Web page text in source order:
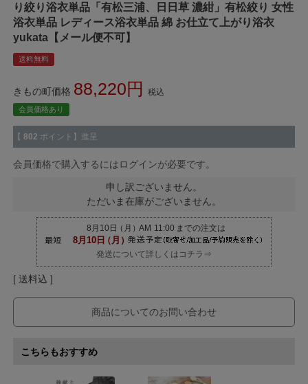
り絞り浴衣単品「有松三浦、日日草 濃紺」有松絞り 女性
浴衣単品 レディース浴衣単品 綿 お仕立て上がり浴衣
yukata【メール便不可】
送料無料
きもの町価格 88,220 税込
会員価格あり
【 802 ポイント】進呈
会員価格で購入するにはログインが必要です。
申し訳ございません。
ただいま在庫がございません。
発送について詳しくはコチラ⇒
送料込
商品についてのお問い合わせ
こちらもおすすめ